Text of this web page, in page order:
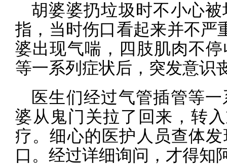
胡婆婆扔垃圾时不小心
指，当时伤口看起来并不严
婆出现气喘，四肢肌肉不
等一系列症状后，突发意识
医生们经过气管插管等
婆从鬼门关拉了回来，转
疗。细心的医护人员查体
口。经过详细询问，才得知